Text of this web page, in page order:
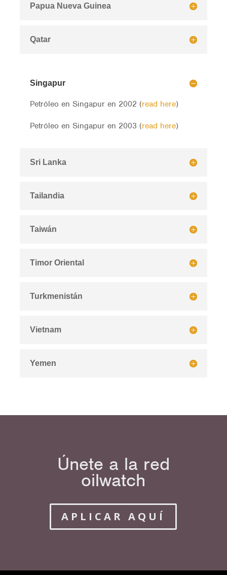
Papua Nueva Guinea
Qatar
Singapur
Petróleo en Singapur en 2002 (read here)
Petróleo en Singapur en 2003 (read here)
Sri Lanka
Tailandia
Taiwán
Timor Oriental
Turkmenistán
Vietnam
Yemen
Únete a la red
oilwatch
APLICAR AQUÍ